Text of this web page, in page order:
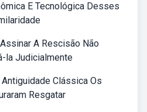
E Tecnológica Desses
A Rescisão Não
la Judicialmente
Clássica Os
Resgatar